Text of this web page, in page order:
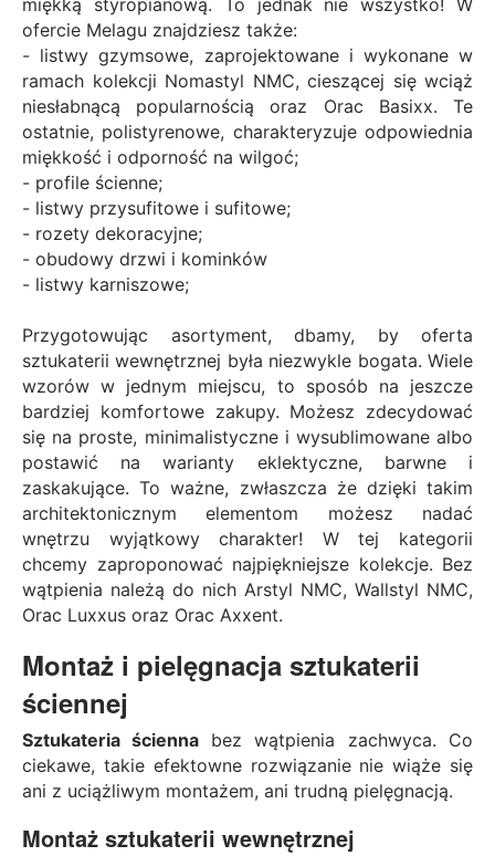
miękką styropianową. To jednak nie wszystko! W
ofercie Melagu znajdziesz także:
- listwy gzymsowe, zaprojektowane i wykonane w
ramach kolekcji Nomastyl NMC, cieszącej się wciąż
niesłabnącą popularnością oraz Orac Basixx. Te
ostatnie, polistyrenowe, charakteryzuje odpowiednia
miękkość i odporność na wilgoć;
- profile ścienne;
- listwy przysufitowe i sufitowe;
- rozety dekoracyjne;
- obudowy drzwi i kominków
- listwy karniszowe;
Przygotowując asortyment, dbamy, by oferta
sztukaterii wewnętrznej była niezwykle bogata. Wiele
wzorów w jednym miejscu, to sposób na jeszcze
bardziej komfortowe zakupy. Możesz zdecydować
się na proste, minimalistyczne i wysublimowane albo
postawić na warianty eklektyczne, barwne i
zaskakujące. To ważne, zwłaszcza że dzięki takim
architektonicznym elementom możesz nadać
wnętrzu wyjątkowy charakter! W tej kategorii
chcemy zaproponować najpiękniejsze kolekcje. Bez
wątpienia należą do nich Arstyl NMC, Wallstyl NMC,
Orac Luxxus oraz Orac Axxent.
Montaż i pielęgnacja sztukaterii
ściennej
Sztukateria ścienna bez wątpienia zachwyca. Co
ciekawe, takie efektowne rozwiązanie nie wiąże się
ani z uciążliwym montażem, ani trudną pielęgnacją.
Montaż sztukaterii wewnętrznej